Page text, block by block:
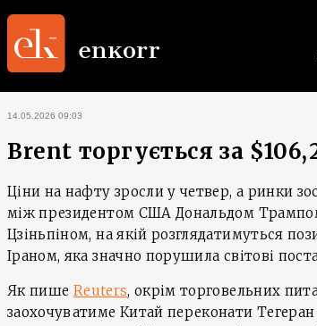
14.05.2026 09:03
Brent торгується за
Ціни на нафту зросли у четвер, а ринки
між президентом США Дональдом
Цзіньпіном, на якій розглядатимуться
Іраном, яка значно порушила світові
Як пише Reuters, окрім торговельних
заохочуватиме Китай переконати